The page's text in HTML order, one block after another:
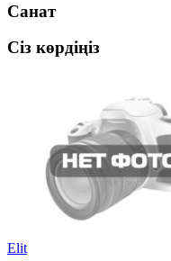
Санат
Сіз көрдіңіз
Elit